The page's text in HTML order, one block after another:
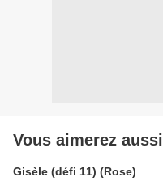
Vous aimerez aussi
Gisèle (défi 11) (Rose)